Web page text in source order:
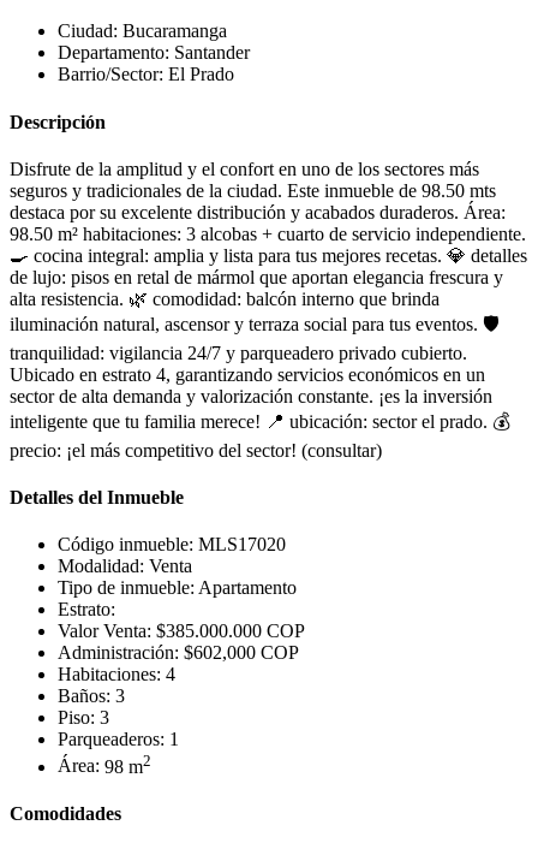
Ciudad: Bucaramanga
Departamento: Santander
Barrio/Sector: El Prado
Descripción
Disfrute de la amplitud y el confort en uno de los sectores más
seguros y tradicionales de la ciudad. Este inmueble de 98.50 mts
destaca por su excelente distribución y acabados duraderos. Área:
98.50 m² habitaciones: 3 alcobas + cuarto de servicio independiente.
🍳 cocina integral: amplia y lista para tus mejores recetas. 💎 detalles
de lujo: pisos en retal de mármol que aportan elegancia frescura y
alta resistencia. 🌿 comodidad: balcón interno que brinda
iluminación natural, ascensor y terraza social para tus eventos. 🛡️
tranquilidad: vigilancia 24/7 y parqueadero privado cubierto.
Ubicado en estrato 4, garantizando servicios económicos en un
sector de alta demanda y valorización constante. ¡es la inversión
inteligente que tu familia merece! 📍 ubicación: sector el prado. 💰
precio: ¡el más competitivo del sector! (consultar)
Detalles del Inmueble
Código inmueble: MLS17020
Modalidad: Venta
Tipo de inmueble: Apartamento
Estrato:
Valor Venta: $385.000.000 COP
Administración: $602,000 COP
Habitaciones: 4
Baños: 3
Piso: 3
Parqueaderos: 1
Área: 98 m2
Comodidades